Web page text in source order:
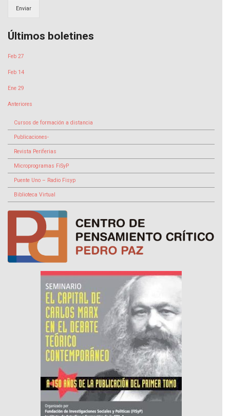
Enviar
Últimos boletines
Feb 27
Feb 14
Ene 29
Anteriores
Cursos de formación a distancia
Publicaciones-
Revista Periferias
Microprogramas FiSyP
Puente Uno – Radio Fisyp
Biblioteca Virtual